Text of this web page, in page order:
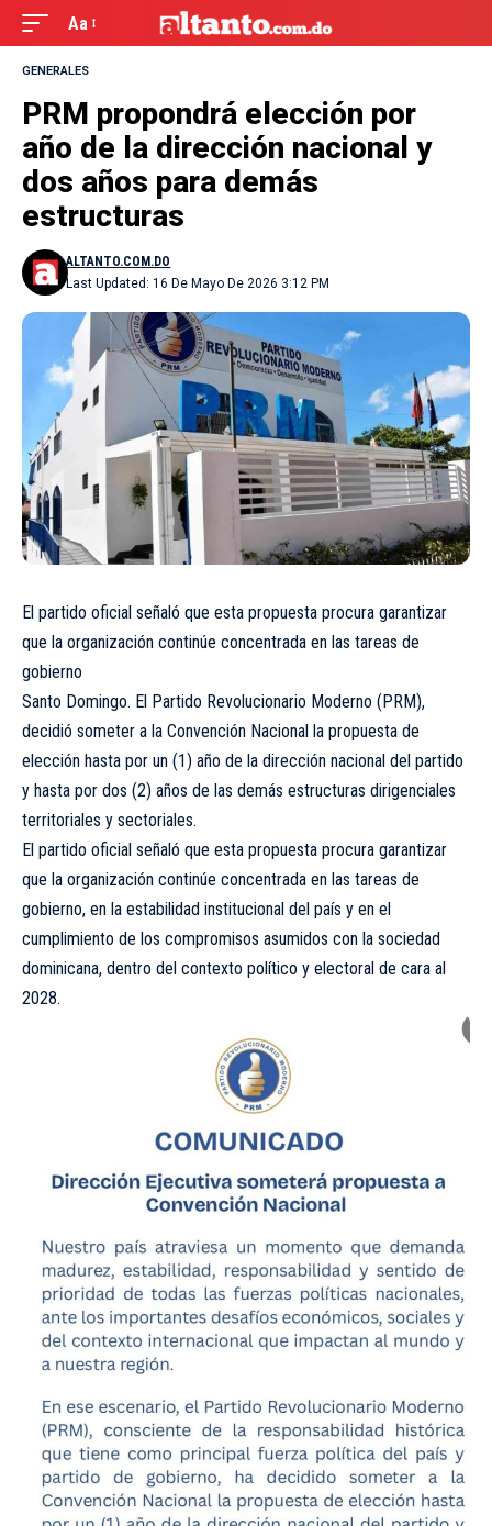
Aa
GENERALES
PRM propondrá elección por
año de la dirección nacional y
dos años para demás
estructuras
Last Updated: 16 De Mayo De 2026 3:12 PM
ALTANTO.COM.DO
El partido oficial señaló que esta propuesta procura garantizar
que la organización continúe concentrada en las tareas de
gobierno
Santo Domingo. El Partido Revolucionario Moderno (PRM),
decidió someter a la Convención Nacional la propuesta de
elección hasta por un (1) año de la dirección nacional del partido
y hasta por dos (2) años de las demás estructuras dirigenciales
territoriales y sectoriales.
El partido oficial señaló que esta propuesta procura garantizar
que la organización continúe concentrada en las tareas de
gobierno, en la estabilidad institucional del país y en el
cumplimiento de los compromisos asumidos con la sociedad
dominicana, dentro del contexto político y electoral de cara al
2028.